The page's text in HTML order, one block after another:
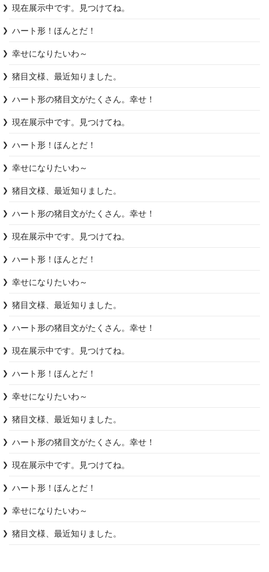
現在展示中です。見つけてね。
ハート形！ほんとだ！
幸せになりたいわ～
猪目文様、最近知りました。
ハート形の猪目文がたくさん。幸せ！
現在展示中です。見つけてね。
ハート形！ほんとだ！
幸せになりたいわ～
猪目文様、最近知りました。
ハート形の猪目文がたくさん。幸せ！
現在展示中です。見つけてね。
ハート形！ほんとだ！
幸せになりたいわ～
猪目文様、最近知りました。
ハート形の猪目文がたくさん。幸せ！
現在展示中です。見つけてね。
ハート形！ほんとだ！
幸せになりたいわ～
猪目文様、最近知りました。
ハート形の猪目文がたくさん。幸せ！
現在展示中です。見つけてね。
ハート形！ほんとだ！
幸せになりたいわ～
猪目文様、最近知りました。